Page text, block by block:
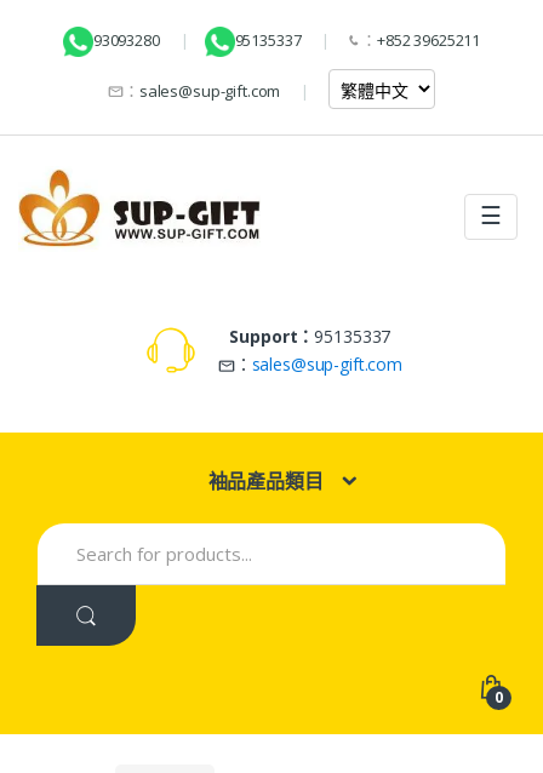
93093280 95135337 ： +852 39625211
： sales@sup-gift.com
☰
Support：95135337
： sales@sup-gift.com
袖品產品類目
Search
for:
0